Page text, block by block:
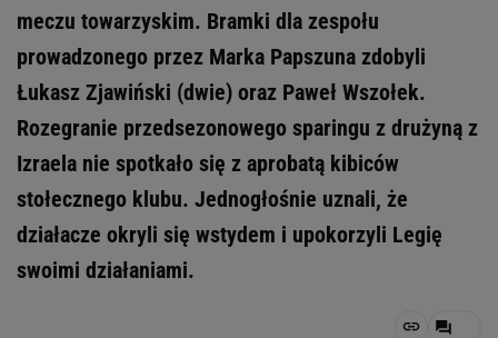
meczu towarzyskim. Bramki dla zespołu
prowadzonego przez Marka Papszuna zdobyli
Łukasz Zjawiński (dwie) oraz Paweł Wszołek.
Rozegranie przedsezonowego sparingu z drużyną z
Izraela nie spotkało się z aprobatą kibiców
stołecznego klubu. Jednogłośnie uznali, że
działacze okryli się wstydem i upokorzyli Legię
swoimi działaniami.